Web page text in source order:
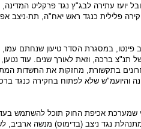
יועז עתירה לבג"ץ נגד פרקליט
פלילית כנגד ראש יאח"ה, תת-ניצב
פינטו, במסגרת הסדר טיעון שנחתם
ברכה, וזאת לאורך שנים. עוד נטען,
בתקשורת, מחזקות את החשדות
והיועמ"ש שלא לפתוח בחקירה כנגד
שמערכת אכיפת החוק תוכל להשתמש
נגד ניצב (בדימוס) מנשה